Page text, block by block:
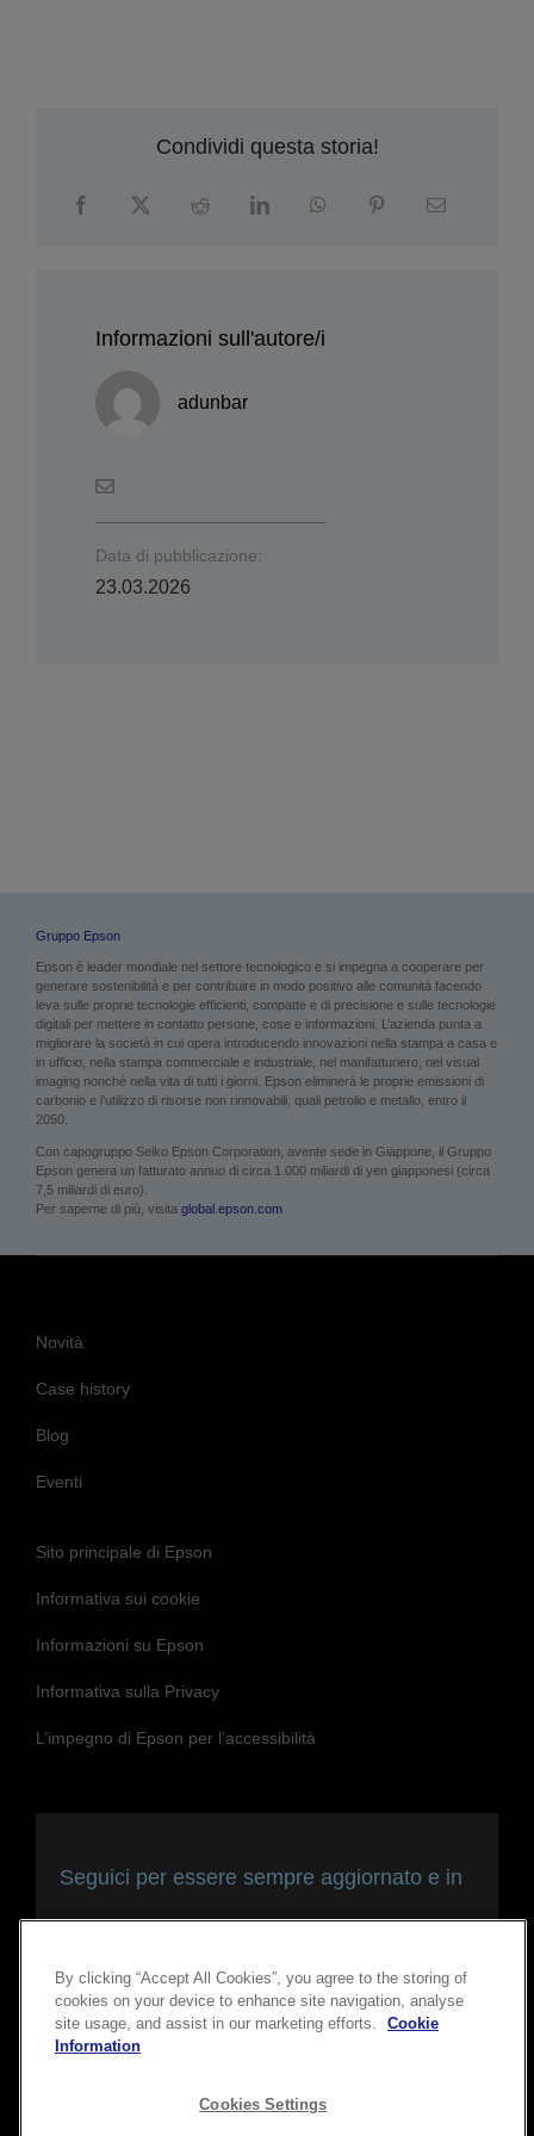
Condividi questa storia!
Informazioni sull'autore/i
adunbar
Data di pubblicazione:
23.03.2026
Gruppo Epson
Epson è leader mondiale nel settore tecnologico e si impegna a cooperare per
generare sostenibilità e per contribuire in modo positivo alle comunità facendo
leva sulle proprie tecnologie efficienti, compatte e di precisione e sulle tecnologie
digitali per mettere in contatto persone, cose e informazioni. L’azienda punta a
migliorare la società in cui opera introducendo innovazioni nella stampa a casa e
in ufficio, nella stampa commerciale e industriale, nel manifatturiero, nel visual
imaging nonché nella vita di tutti i giorni. Epson eliminerà le proprie emissioni di
carbonio e l’utilizzo di risorse non rinnovabili, quali petrolio e metallo, entro il
2050.
Con capogruppo Seiko Epson Corporation, avente sede in Giappone, il Gruppo
Epson genera un fatturato annuo di circa 1.000 miliardi di yen giapponesi (circa
7,5 miliardi di euro).
Per saperne di più, visita global.epson.com
Novità
Case history
Blog
Eventi
Sito principale di Epson
Informativa sui cookie
Informazioni su Epson
Informativa sulla Privacy
L’impegno di Epson per l’accessibilità
Seguici per essere sempre aggiornato e in
By clicking “Accept All Cookies”, you agree to the storing of
cookies on your device to enhance site navigation, analyse
site usage, and assist in our marketing efforts.
Cookie
Information
Cookies Settings